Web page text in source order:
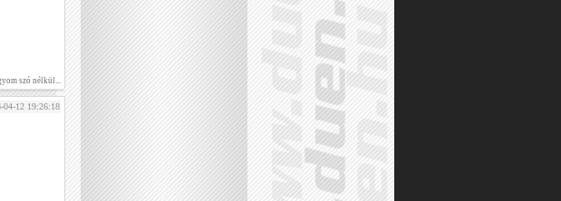
szó nélkül...
04-12 19:26:18